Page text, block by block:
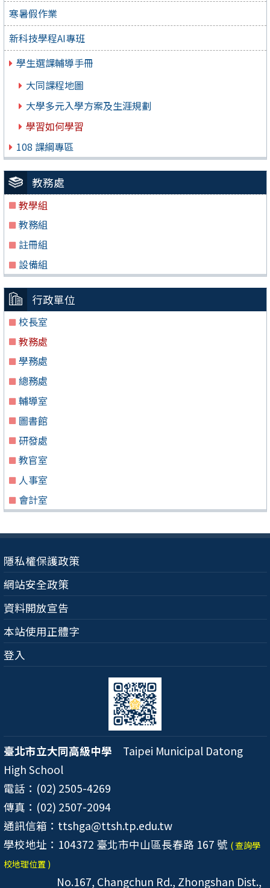
寒暑假作業
新科技學程AI專班
學生選課輔導手冊
大同課程地圖
大學多元入學方案及生涯規劃
學習如何學習
108 課綱專區
教務處
教學組
教務組
註冊組
設備組
行政單位
校長室
教務處
學務處
總務處
輔導室
圖書館
研發處
教官室
人事室
會計室
隱私權保護政策
網站安全政策
資料開放宣告
本站使用正體字
登入
臺北市立大同高級中學 Taipei Municipal Datong
High School
電話：(02) 2505-4269
傳真：(02) 2507-2094
通訊信箱：ttshga@ttsh.tp.edu.tw
學校地址：104372 臺北市中山區長春路 167 號 ( 查詢學
校地理位置 )
No.167, Changchun Rd., Zhongshan Dist.,